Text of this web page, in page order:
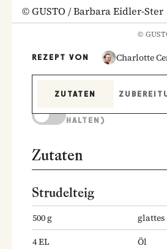
©GUSTO / Barbara Eidler-Ster
©
REZEPT VON Charlotte
ZUTATEN
HALTEN)
Zutaten
Strudelteig
500g
4EL
Öl